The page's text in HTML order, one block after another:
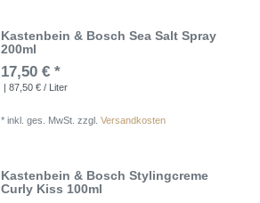
Kastenbein & Bosch Sea Salt Spray
200ml
17,50 € *
| 87,50 € / Liter
*inkl. ges. MwSt. zzgl.Versandkosten
Kastenbein & Bosch Stylingcreme
Curly Kiss 100ml